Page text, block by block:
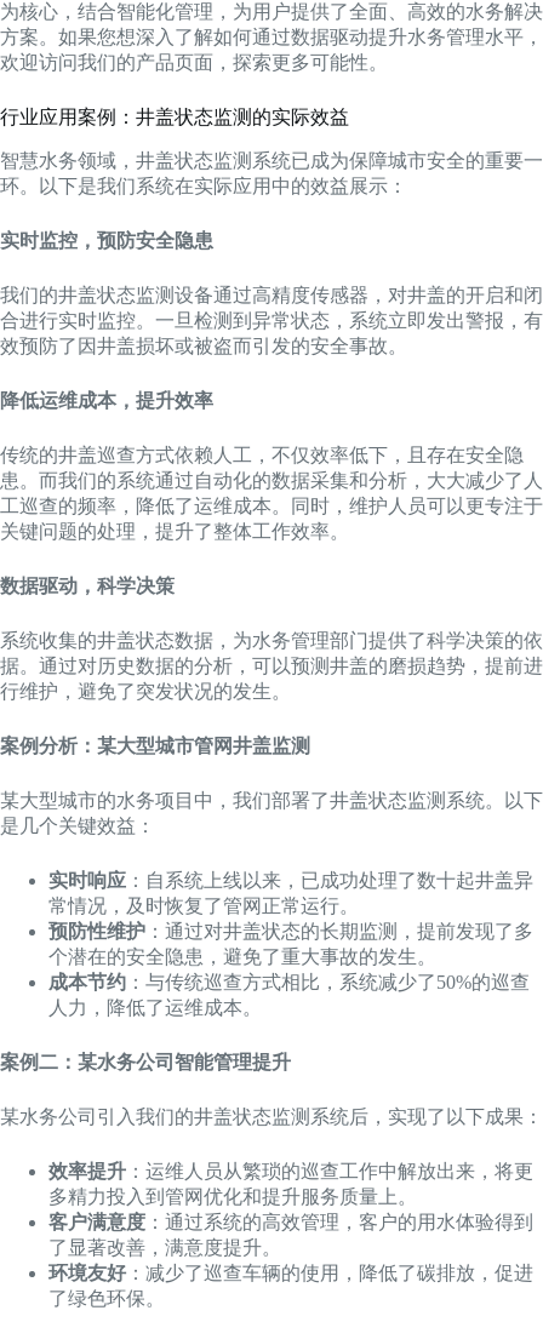
为核心，结合智能化管理，为用户提供了全面、高效的水务解决
方案。如果您想深入了解如何通过数据驱动提升水务管理水平，
欢迎访问我们的产品页面，探索更多可能性。
行业应用案例：井盖状态监测的实际效益
智慧水务领域，井盖状态监测系统已成为保障城市安全的重要一
环。以下是我们系统在实际应用中的效益展示：
实时监控，预防安全隐患
我们的井盖状态监测设备通过高精度传感器，对井盖的开启和闭
合进行实时监控。一旦检测到异常状态，系统立即发出警报，有
效预防了因井盖损坏或被盗而引发的安全事故。
降低运维成本，提升效率
传统的井盖巡查方式依赖人工，不仅效率低下，且存在安全隐
患。而我们的系统通过自动化的数据采集和分析，大大减少了人
工巡查的频率，降低了运维成本。同时，维护人员可以更专注于
关键问题的处理，提升了整体工作效率。
数据驱动，科学决策
系统收集的井盖状态数据，为水务管理部门提供了科学决策的依
据。通过对历史数据的分析，可以预测井盖的磨损趋势，提前进
行维护，避免了突发状况的发生。
案例分析：某大型城市管网井盖监测
某大型城市的水务项目中，我们部署了井盖状态监测系统。以下
是几个关键效益：
实时响应 ：自系统上线以来，已成功处理了数十起井盖异
常情况，及时恢复了管网正常运行。
预防性维护 ：通过对井盖状态的长期监测，提前发现了多
个潜在的安全隐患，避免了重大事故的发生。
成本节约 ：与传统巡查方式相比，系统减少了50%的巡查
人力，降低了运维成本。
案例二：某水务公司智能管理提升
某水务公司引入我们的井盖状态监测系统后，实现了以下成果：
效率提升 ：运维人员从繁琐的巡查工作中解放出来，将更
多精力投入到管网优化和提升服务质量上。
客户满意度 ：通过系统的高效管理，客户的用水体验得到
了显著改善，满意度提升。
环境友好：减少了巡查车辆的使用，降低了碳排放，促进
了绿色环保。